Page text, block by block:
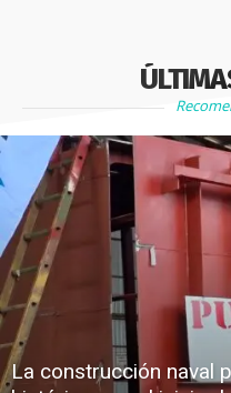
La construcción naval